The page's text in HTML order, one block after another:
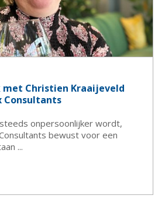
met Christien Kraaijeveld
Consultants
onpersoonlijker wordt,
bewust voor een
...